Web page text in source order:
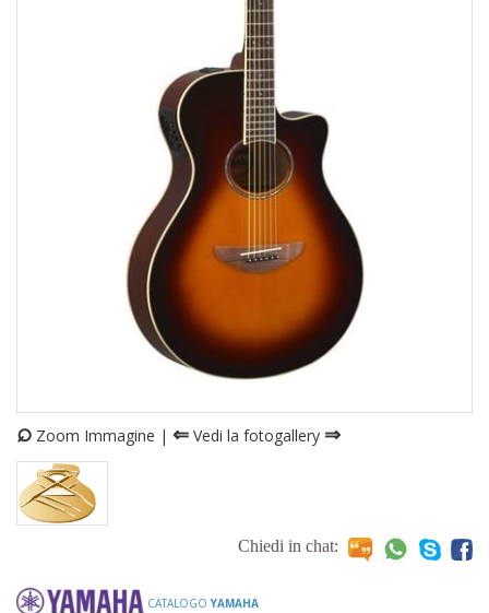
⌕ Zoom Immagine | ⇐ Vedi la fotogallery ⇒
Chiedi in chat:
CATALOGOYAMAHA